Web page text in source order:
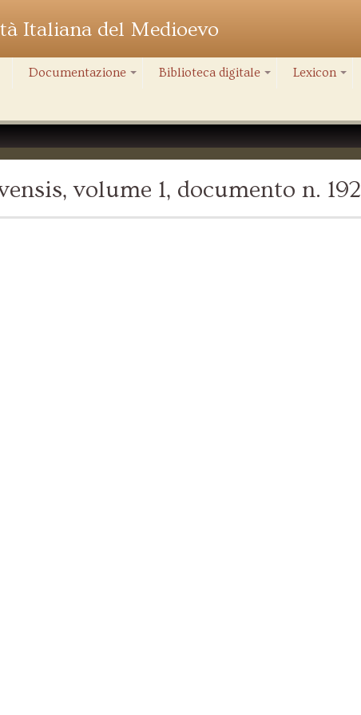
Italiana del Medioevo
Documentazione Biblioteca digitale Lexicon
volume 1, documento n. 192